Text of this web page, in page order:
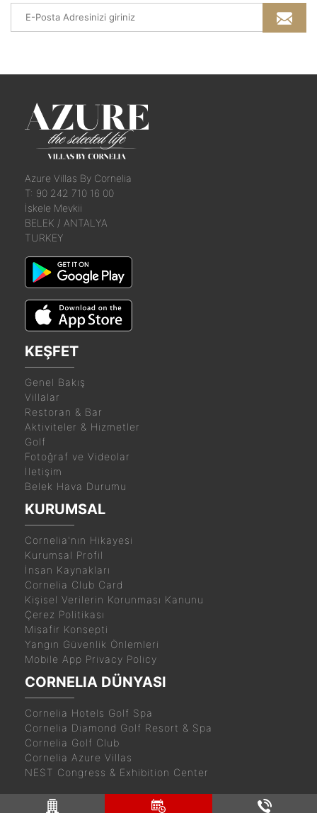
Azure Villas By Cornelia
T: 90 242 710 16 00
İskele Mevkii
BELEK / ANTALYA
TURKEY
KEŞFET
Genel Bakış
Villalar
Restoran & Bar
Aktiviteler & Hizmetler
Golf
Fotoğraf ve Videolar
İletişim
Belek Hava Durumu
KURUMSAL
Cornelia'nın Hikayesi
Kurumsal Profil
İnsan Kaynakları
Cornelia Club Card
Kişisel Verilerin Korunması Kanunu
Çerez Politikası
Misafir Konsepti
Yangın Güvenlik Önlemleri
Mobile App Privacy Policy
CORNELIA DÜNYASI
Cornelia Hotels Golf Spa
Cornelia Diamond Golf Resort & Spa
Cornelia Golf Club
Cornelia Azure Villas
NEST Congress & Exhibition Center